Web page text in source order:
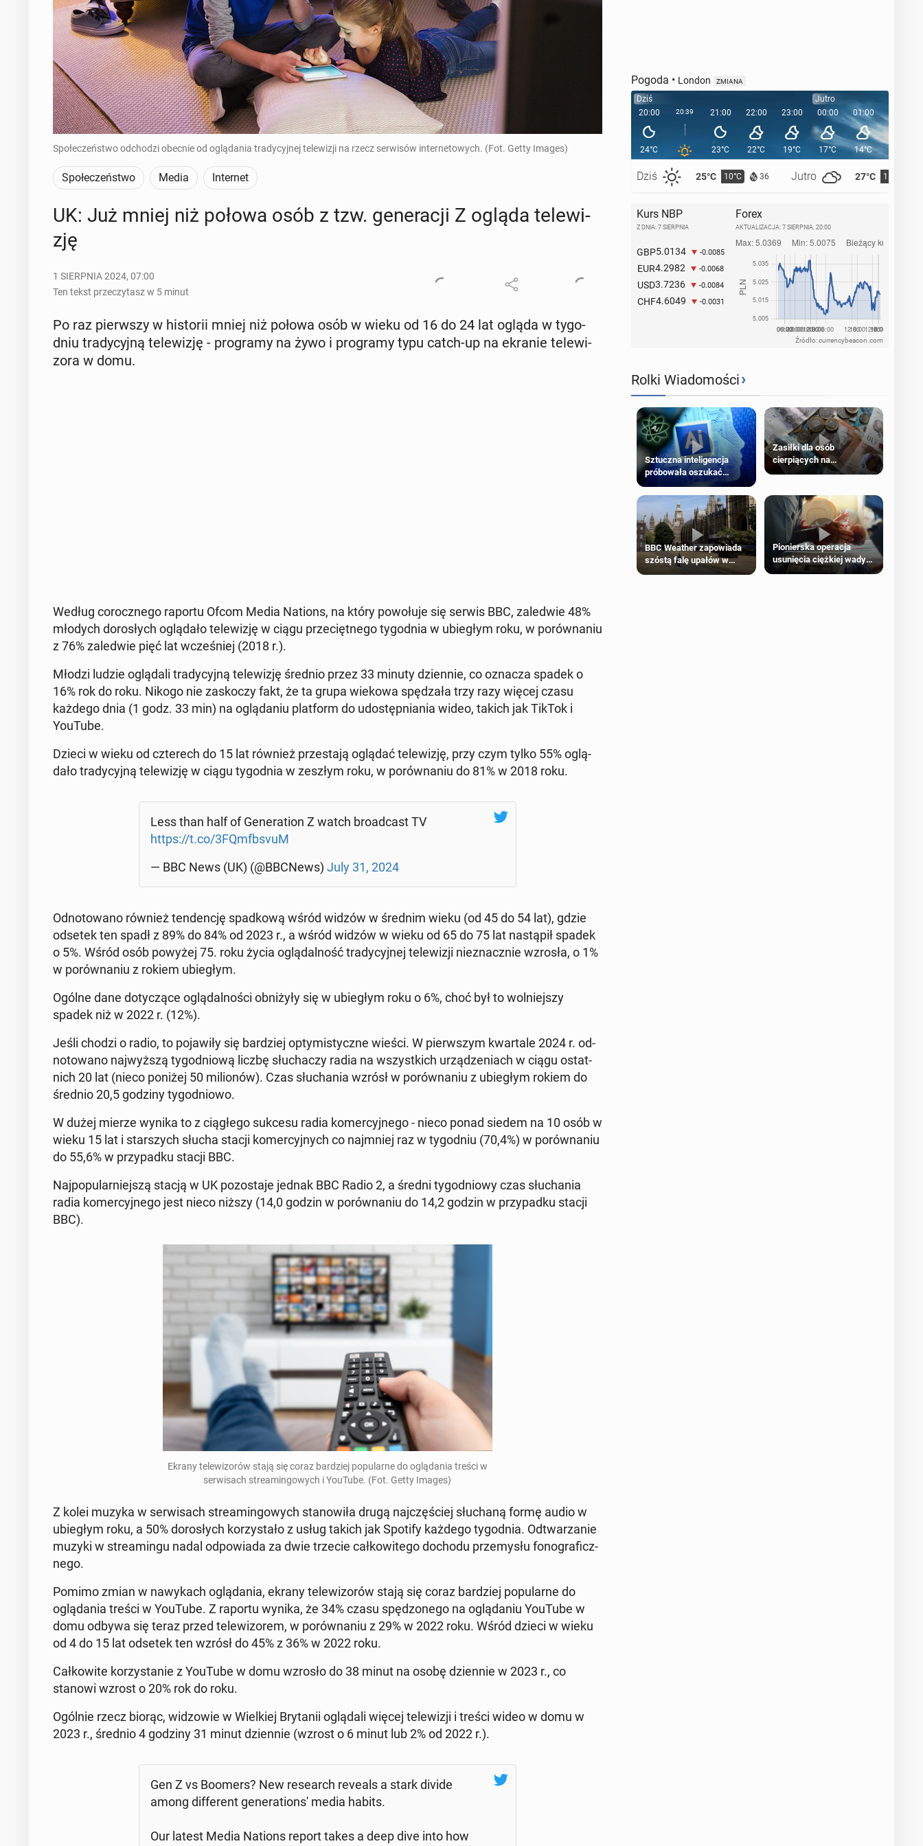
Społeczeństwo odchodzi obecnie od oglądania tradycyjnej telewizji na rzecz serwisów internetowych. (Fot. Getty Images)
Społeczeństwo Media Internet
UK: Już mniej niż połowa osób z tzw. ge­ne­ra­cji Z ogląda te­le­wi­
zję
1 SIERPNIA 2024, 07:00
Ten tekst przeczytasz w 5 minut
Po raz pierw­szy w hi­sto­rii mniej niż połowa osób w wieku od 16 do 24 lat ogląda w ty­go­
dniu tra­dy­cyj­ną te­le­wi­zję - pro­gra­my na żywo i pro­gra­my typu catch-up na ekranie te­le­wi­
zo­ra w domu.
Według co­rocz­ne­go raportu Ofcom Media Nations, na który po­wo­łu­je się serwis BBC, za­le­d­wie 48%
młodych do­ro­słych oglą­da­ło te­le­wi­zję w ciągu prze­cięt­ne­go ty­go­dnia w ubie­głym roku, w po­rów­na­niu
z 76% za­le­d­wie pięć lat wcze­śniej (2018 r.).
Młodzi ludzie oglą­da­li tra­dy­cyj­ną te­le­wi­zję średnio przez 33 minuty dzien­nie, co oznacza spadek o
16% rok do roku. Nikogo nie za­sko­czy fakt, że ta grupa wiekowa spę­dza­ła trzy razy więcej czasu
każdego dnia (1 godz. 33 min) na oglą­da­niu plat­form do udo­stęp­nia­nia wideo, takich jak TikTok i
YouTube.
Dzieci w wieku od czte­rech do 15 lat również prze­sta­ją oglądać te­le­wi­zję, przy czym tylko 55% oglą­
da­ło tra­dy­cyj­ną te­le­wi­zję w ciągu ty­go­dnia w zeszłym roku, w po­rów­na­niu do 81% w 2018 roku.
Less than half of Ge­ne­ra­tion Z watch bro­ad­cast TV
https://t.co/3FQm­fb­svuM
— BBC News (UK) (@BBCNews) July 31, 2024
Od­no­to­wa­no również ten­den­cję spad­ko­wą wśród widzów w średnim wieku (od 45 do 54 lat), gdzie
odsetek ten spadł z 89% do 84% od 2023 r., a wśród widzów w wieku od 65 do 75 lat na­stą­pił spadek
o 5%. Wśród osób powyżej 75. roku życia oglą­dal­ność tra­dy­cyj­nej te­le­wi­zji nie­znacz­nie wzrosła, o 1%
w po­rów­na­niu z rokiem ubie­głym.
Ogólne dane do­ty­czą­ce oglą­dal­no­ści ob­ni­ży­ły się w ubie­głym roku o 6%, choć był to wol­niej­szy
spadek niż w 2022 r. (12%).
Jeśli chodzi o radio, to po­ja­wi­ły się bar­dziej opty­mi­stycz­ne wieści. W pierw­szym kwar­ta­le 2024 r. od­
no­to­wa­no naj­wyż­szą ty­go­dnio­wą liczbę słu­cha­czy radia na wszyst­kich urzą­dze­niach w ciągu ostat­
nich 20 lat (nieco poniżej 50 mi­lio­nów). Czas słu­cha­nia wzrósł w po­rów­na­niu z ubie­głym rokiem do
średnio 20,5 godziny ty­go­dnio­wo.
W dużej mierze wynika to z cią­głe­go sukcesu radia ko­mer­cyj­ne­go - nieco ponad siedem na 10 osób w
wieku 15 lat i star­szych słucha stacji ko­mer­cyj­nych co naj­mniej raz w ty­go­dniu (70,4%) w po­rów­na­niu
do 55,6% w przy­pad­ku stacji BBC.
Naj­po­pu­lar­niej­szą stacją w UK po­zo­sta­je jednak BBC Radio 2, a średni ty­go­dnio­wy czas słu­cha­nia
radia ko­mer­cyj­ne­go jest nieco niższy (14,0 godzin w po­rów­na­niu do 14,2 godzin w przy­pad­ku stacji
BBC).
Ekrany te­le­wi­zo­rów stają się coraz bar­dziej po­pu­lar­ne do oglą­da­nia treści w
ser­wi­sach stre­amin­go­wych i YouTube. (Fot. Getty Images)
Z kolei muzyka w ser­wi­sach stre­amin­go­wych sta­no­wi­ła drugą naj­czę­ściej słu­cha­ną formę audio w
ubie­głym roku, a 50% do­ro­słych ko­rzy­sta­ło z usług takich jak Spotify każdego ty­go­dnia. Od­twa­rza­nie
muzyki w stre­amin­gu nadal od­po­wia­da za dwie trzecie cał­ko­wi­te­go dochodu prze­my­słu fo­no­gra­ficz­
ne­go.
Pomimo zmian w na­wy­kach oglą­da­nia, ekrany te­le­wi­zo­rów stają się coraz bar­dziej po­pu­lar­ne do
oglą­da­nia treści w YouTube. Z raportu wynika, że 34% czasu spę­dzo­ne­go na oglą­da­niu YouTube w
domu odbywa się teraz przed te­le­wi­zo­rem, w po­rów­na­niu z 29% w 2022 roku. Wśród dzieci w wieku
od 4 do 15 lat odsetek ten wzrósł do 45% z 36% w 2022 roku.
Cał­ko­wi­te ko­rzy­sta­nie z YouTube w domu wzrosło do 38 minut na osobę dzien­nie w 2023 r., co
stanowi wzrost o 20% rok do roku.
Ogólnie rzecz biorąc, wi­dzo­wie w Wiel­kiej Bry­ta­nii oglą­da­li więcej te­le­wi­zji i treści wideo w domu w
2023 r., średnio 4 godziny 31 minut dzien­nie (wzrost o 6 minut lub 2% od 2022 r.).
Gen Z vs Boomers? New re­se­arch reveals a stark divide
among dif­fe­rent ge­ne­ra­tion­s' media habits.
Our latest Media Nations report takes a deep dive into how
Pogoda • London ZMIANA
Dziś
20:00
24°C
Dziś 25°C 10°C 36 Jutro 27°C 11°C
20:39 21:00
23°C
22:00
22°C
23:00
19°C
Jutro
00:00
17°C
01:00
14°C
02:00
Kurs NBP
Z DNIA: 7 SIERPNIA
GBP5.0134 -0.0085
EUR4.2982 -0.0068
USD3.7236 -0.0084
CHF4.6049 -0.0031
Forex
AKTUALIZACJA: 7 SIERPNIA, 20:00
Źródło: currencybeacon.com
Rolki Wiadomości›
Sztuczna inteligencja
próbowała oszukać
człowieka
Zasiłki dla osób
cierpiących na
schorzenia psychiczne
BBC Weather zapowiada
szóstą falę upałów w
Londynie
Pionierska operacja
usunięcia ciężkiej wady
wrodzonej płodu w łonie